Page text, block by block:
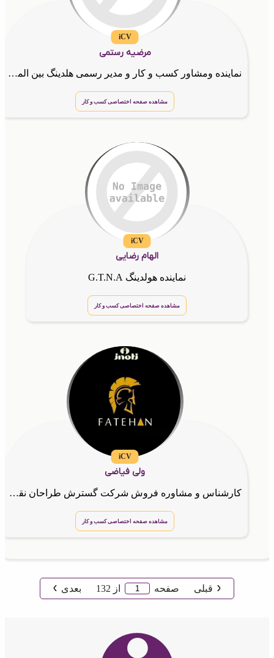
iCV
مرضیه رستمی
نماینده ومشاور کسب و کار و مدیر رسمی هلدینگ بین المللیG.T.N.A
مشاهده صفحه اختصاصی کسب و کار
iCV
الهام رضایی
نماینده هولدینگ G.T.N.A
مشاهده صفحه اختصاصی کسب و کار
iCV
ولی فیاضی
کارشناس و مشاوره فروش شرکت گسترش طراحان نقش الماس
مشاهده صفحه اختصاصی کسب و کار
قبلی صفحه از 132 بعدی